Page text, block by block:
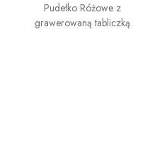
Pudełko Różowe z
grawerowaną tabliczką